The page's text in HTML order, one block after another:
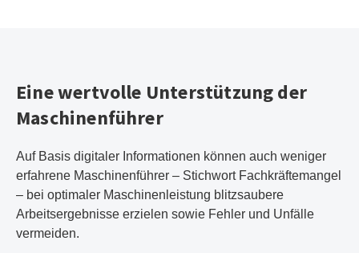
Eine wertvolle Unterstützung der
Maschinenführer
Auf Basis digitaler Informationen können auch weniger
erfahrene Maschinenführer – Stichwort Fachkräftemangel
– bei optimaler Maschinenleistung blitzsaubere
Arbeitsergebnisse erzielen sowie Fehler und Unfälle
vermeiden.